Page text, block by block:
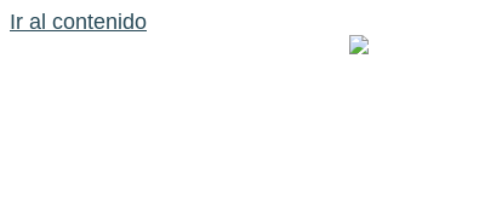
Ir al contenido